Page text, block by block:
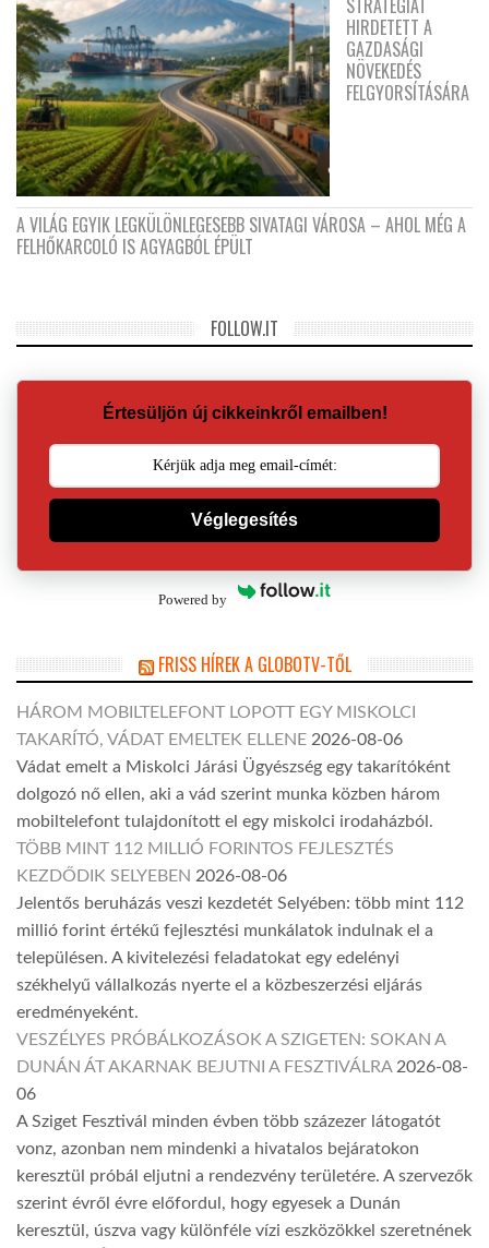
HIRDETETT A
GAZDASÁGI
NÖVEKEDÉS
FELGYORSÍTÁSÁRA
A VILÁG EGYIK LEGKÜLÖNLEGESEBB SIVATAGI VÁROSA – AHOL MÉG A
FELHŐKARCOLÓ IS AGYAGBÓL ÉPÜLT
FOLLOW.IT
Értesüljön új cikkeinkről emailben!
Véglegesítés
Powered by
FRISS HÍREK A GLOBOTV-TŐL
HÁROM MOBILTELEFONT LOPOTT EGY MISKOLCI
TAKARÍTÓ, VÁDAT EMELTEK ELLENE 2026-08-06
Vádat emelt a Miskolci Járási Ügyészség egy takarítóként
dolgozó nő ellen, aki a vád szerint munka közben három
mobiltelefont tulajdonított el egy miskolci irodaházból.
TÖBB MINT 112 MILLIÓ FORINTOS FEJLESZTÉS
KEZDŐDIK SELYEBEN 2026-08-06
Jelentős beruházás veszi kezdetét Selyében: több mint 112
millió forint értékű fejlesztési munkálatok indulnak el a
településen. A kivitelezési feladatokat egy edelényi
székhelyű vállalkozás nyerte el a közbeszerzési eljárás
eredményeként.
VESZÉLYES PRÓBÁLKOZÁSOK A SZIGETEN: SOKAN A
DUNÁN ÁT AKARNAK BEJUTNI A FESZTIVÁLRA 2026-08-
06
A Sziget Fesztivál minden évben több százezer látogatót
vonz, azonban nem mindenki a hivatalos bejáratokon
keresztül próbál eljutni a rendezvény területére. A szervezők
szerint évről évre előfordul, hogy egyesek a Dunán
keresztül, úszva vagy különféle vízi eszközökkel szeretnének